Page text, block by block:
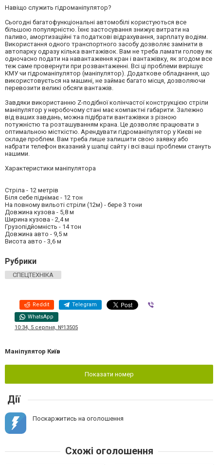
Навіщо служить гідроманіпулятор?
Сьогодні багатофункціональні автомобілі користуються все
більшою популярністю. Їхнє застосування знижує витрати на
паливо, амортизаційні та податкові відрахування, зарплату водіям.
Використання одного транспортного засобу дозволяє замінити в
автопарку одразу кілька вантажівок. Вам не треба ламати голову як
одночасно подати на навантаження кран і вантажівку, як згодом все
теж саме провернути при розвантаженні. Всі ці проблеми вирішує
КМУ чи гідроманіпулятор (маніпулятор). Додаткове обладнання, що
використовується на машині, не займає багато місця, дозволяючи
перевозити великі обсяги вантажів.
Завдяки використанню Z-подібної колінчастої конструкцією стріли
маніпулятор у неробочому стані має компактні габарити. Залежно
від ваших завдань, можна підібрати вантажівки з різною
потужністю та розташуванням крана. Це дозволяє працювати з
оптимальною місткістю. Арендувати гідроманіпулятор у Києві не
складе проблем. Вам треба лише залишити свою заявку або
набрати телефон вказаний у шапці сайту і всі ваші проблеми стануть
нашими.
Характеристики маніпулятора
Стріла - 12 метрів
Біля себе піднімає - 12 тон
На повному вильоті стріли (12м) - бере 3 тони
Довжина кузова - 5,8 м
Ширина кузова - 2,4 м
Грузопідйомність - 14 тон
Довжина авто - 9,5 м
Висота авто - 3,6 м
Рубрики
СПЕЦТЕХНІКА
Reddit Telegram
WhatsApp
10:34, 5 серпня, №13505
Маніпулятор Київ
Показати номер
Дії
Поскаржитись на оголошення
Схожі оголошення